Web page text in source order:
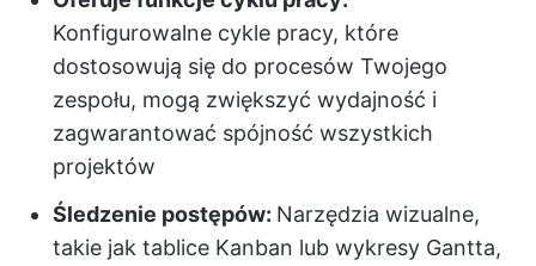
Konfigurowalne cykle pracy, które
dostosowują się do procesów Twojego
zespołu, mogą zwiększyć wydajność i
zagwarantować spójność wszystkich
projektów
Śledzenie postępów: Narzędzia wizualne,
takie jak tablice Kanban lub wykresy Gantta,